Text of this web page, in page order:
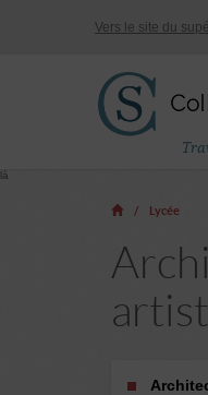
Vers le site du
là
Lycée